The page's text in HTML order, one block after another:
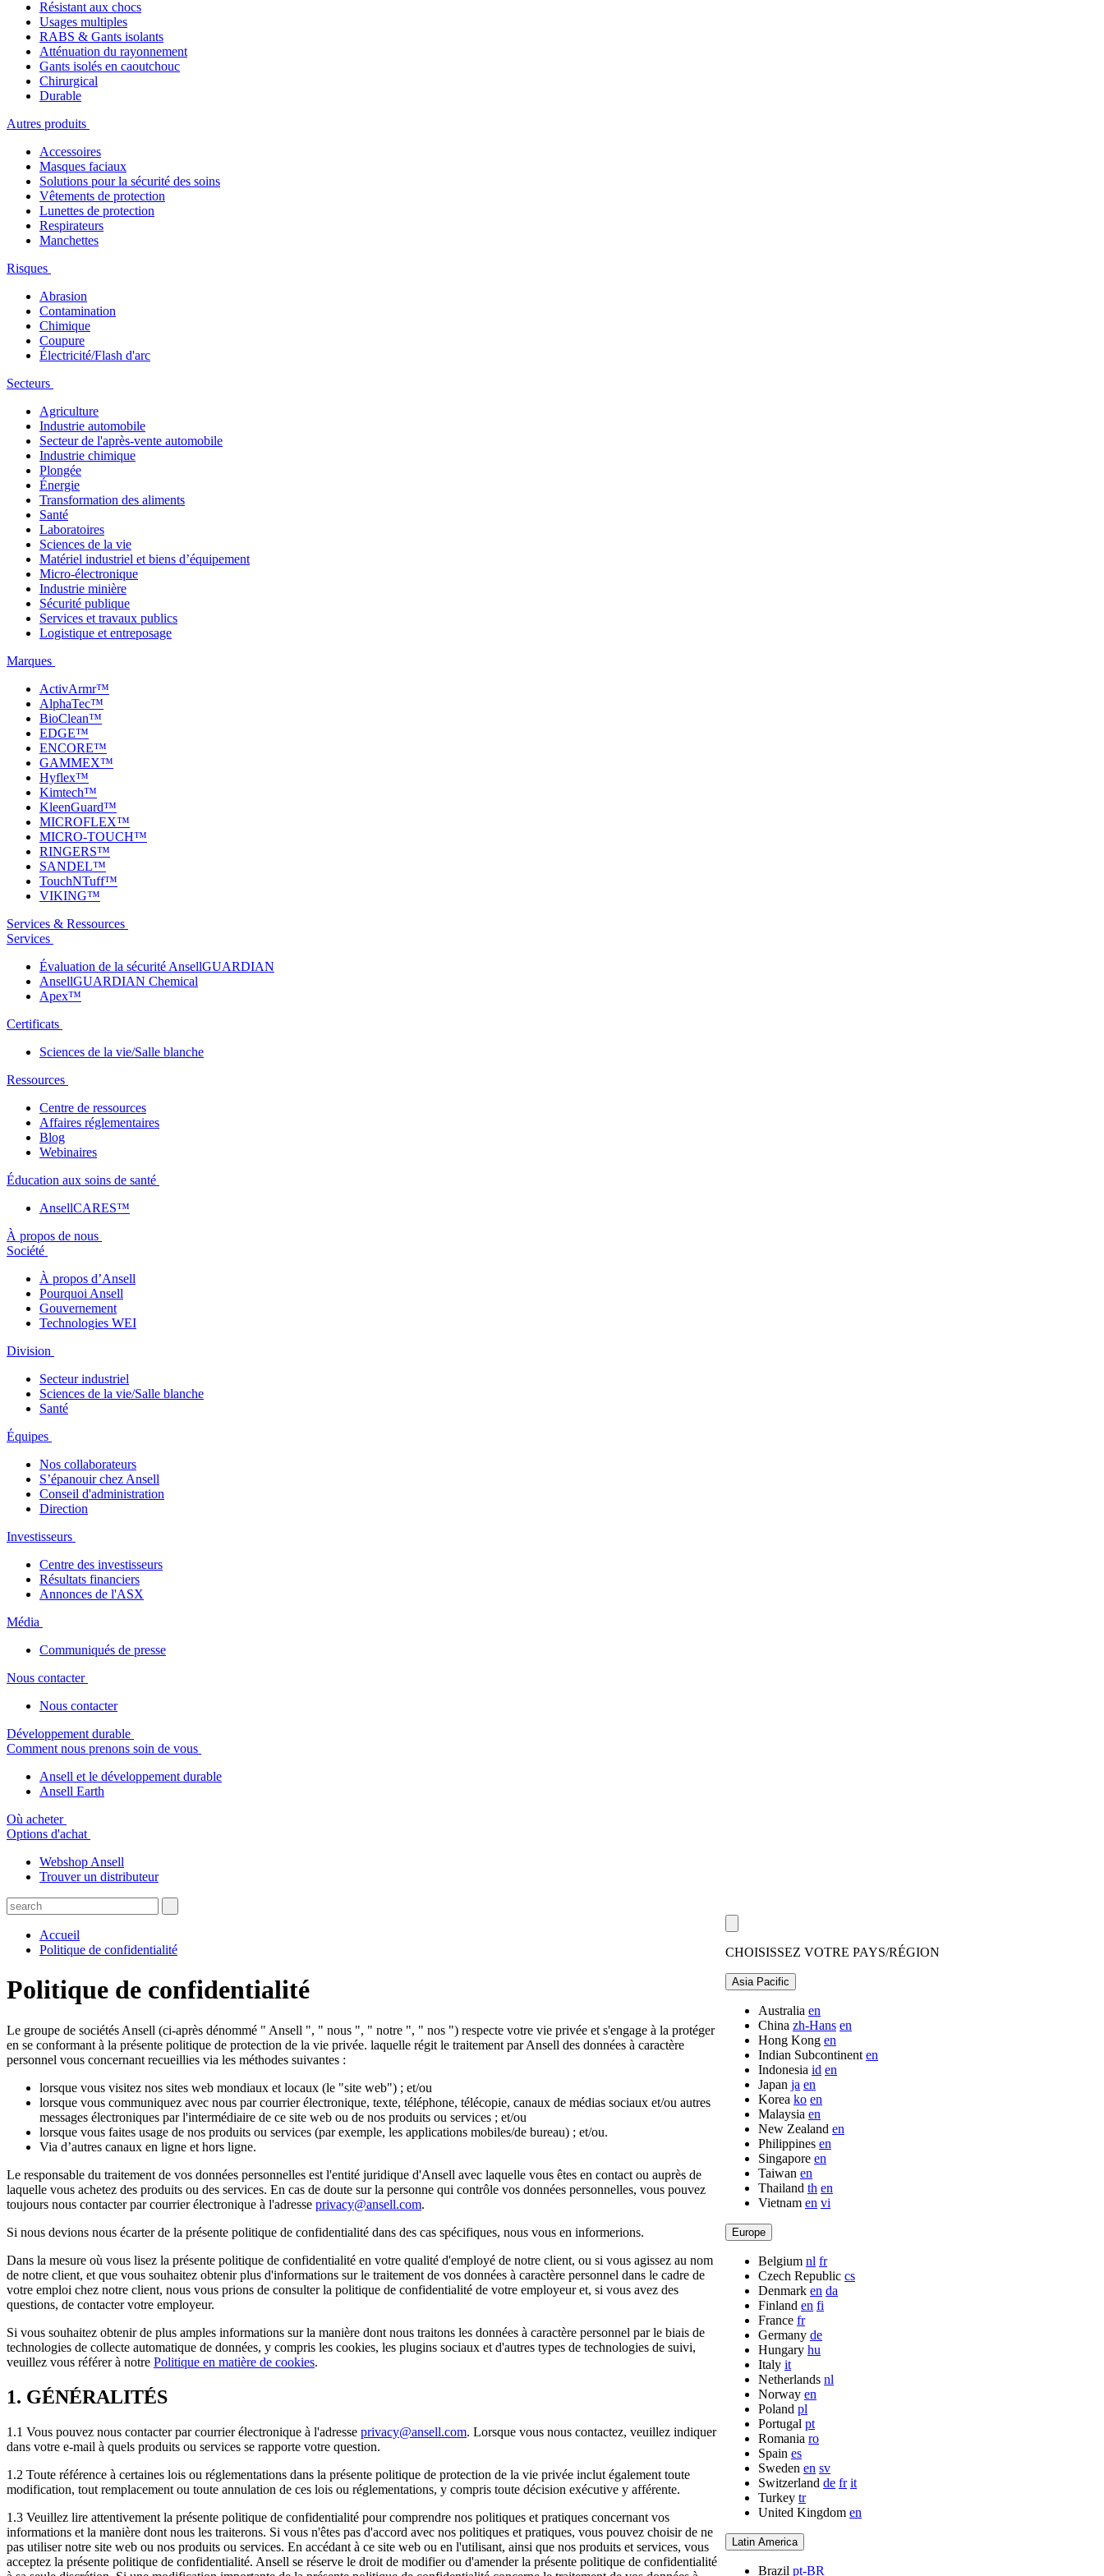
Résistant aux chocs
Usages multiples
RABS & Gants isolants
Atténuation du rayonnement
Gants isolés en caoutchouc
Chirurgical
Durable
Autres produits
Accessoires
Masques faciaux
Solutions pour la sécurité des soins
Vêtements de protection
Lunettes de protection
Respirateurs
Manchettes
Risques
Abrasion
Contamination
Chimique
Coupure
Électricité/Flash d'arc
Secteurs
Agriculture
Industrie automobile
Secteur de l'après-vente automobile
Industrie chimique
Plongée
Énergie
Transformation des aliments
Santé
Laboratoires
Sciences de la vie
Matériel industriel et biens d’équipement
Micro-électronique
Industrie minière
Sécurité publique
Services et travaux publics
Logistique et entreposage
Marques
ActivArmr™
AlphaTec™
BioClean™
EDGE™
ENCORE™
GAMMEX™
Hyflex™
Kimtech™
KleenGuard™
MICROFLEX™
MICRO-TOUCH™
RINGERS™
SANDEL™
TouchNTuff™
VIKING™
Services & Ressources
Services
Évaluation de la sécurité AnsellGUARDIAN
AnsellGUARDIAN Chemical
Apex™
Certificats
Sciences de la vie/Salle blanche
Ressources
Centre de ressources
Affaires réglementaires
Blog
Webinaires
Éducation aux soins de santé
AnsellCARES™
À propos de nous
Société
À propos d’Ansell
Pourquoi Ansell
Gouvernement
Technologies WEI
Division
Secteur industriel
Sciences de la vie/Salle blanche
Santé
Équipes
Nos collaborateurs
S’épanouir chez Ansell
Conseil d'administration
Direction
Investisseurs
Centre des investisseurs
Résultats financiers
Annonces de l'ASX
Мédia
Communiqués de presse
Nous contacter
Nous contacter
Développement durable
Comment nous prenons soin de vous
Ansell et le développement durable
Ansell Earth
Où acheter
Options d'achat
Webshop Ansell
Trouver un distributeur
CHOISISSEZ VOTRE PAYS/RÉGION
Asia Pacific
Australia en
China zh-Hans en
Hong Kong en
Indian Subcontinent en
Indonesia id en
Japan ja en
Korea ko en
Malaysia en
New Zealand en
Philippines en
Singapore en
Taiwan en
Thailand th en
Vietnam en vi
Europe
Belgium nl fr
Czech Republic cs
Denmark en da
Finland en fi
France fr
Germany de
Hungary hu
Italy it
Netherlands nl
Norway en
Poland pl
Portugal pt
Romania ro
Spain es
Sweden en sv
Switzerland de fr it
Turkey tr
United Kingdom en
Latin America
Brazil pt-BR
Accueil
Politique de confidentialité
Politique de confidentialité
Le groupe de sociétés Ansell (ci-après dénommé " Ansell ", " nous ", " notre ", " nos ") respecte votre vie privée et s'engage à la protéger
en se conformant à la présente politique de protection de la vie privée. laquelle régit le traitement par Ansell des données à caractère
personnel vous concernant recueillies via les méthodes suivantes :
lorsque vous visitez nos sites web mondiaux et locaux (le "site web") ; et/ou
lorsque vous communiquez avec nous par courrier électronique, texte, téléphone, télécopie, canaux de médias sociaux et/ou autres
messages électroniques par l'intermédiaire de ce site web ou de nos produits ou services ; et/ou
lorsque vous faites usage de nos produits ou services (par exemple, les applications mobiles/de bureau) ; et/ou.
Via d’autres canaux en ligne et hors ligne.
Le responsable du traitement de vos données personnelles est l'entité juridique d'Ansell avec laquelle vous êtes en contact ou auprès de
laquelle vous achetez des produits ou des services. En cas de doute sur la personne qui contrôle vos données personnelles, vous pouvez
toujours nous contacter par courrier électronique à l'adresse privacy@ansell.com.
Si nous devions nous écarter de la présente politique de confidentialité dans des cas spécifiques, nous vous en informerions.
Dans la mesure où vous lisez la présente politique de confidentialité en votre qualité d'employé de notre client, ou si vous agissez au nom
de notre client, et que vous souhaitez obtenir plus d'informations sur le traitement de vos données à caractère personnel dans le cadre de
votre emploi chez notre client, nous vous prions de consulter la politique de confidentialité de votre employeur et, si vous avez des
questions, de contacter votre employeur.
Si vous souhaitez obtenir de plus amples informations sur la manière dont nous traitons les données à caractère personnel par le biais de
technologies de collecte automatique de données, y compris les cookies, les plugins sociaux et d'autres types de technologies de suivi,
veuillez vous référer à notre Politique en matière de cookies.
1. GÉNÉRALITÉS
1.1 Vous pouvez nous contacter par courrier électronique à l'adresse privacy@ansell.com. Lorsque vous nous contactez, veuillez indiquer
dans votre e-mail à quels produits ou services se rapporte votre question.
1.2 Toute référence à certaines lois ou réglementations dans la présente politique de protection de la vie privée inclut également toute
modification, tout remplacement ou toute annulation de ces lois ou réglementations, y compris toute décision exécutive y afférente.
1.3 Veuillez lire attentivement la présente politique de confidentialité pour comprendre nos politiques et pratiques concernant vos
informations et la manière dont nous les traiterons. Si vous n'êtes pas d'accord avec nos politiques et pratiques, vous pouvez choisir de ne
pas utiliser notre site web ou nos produits ou services. En accédant à ce site web ou en l'utilisant, ainsi que nos produits et services, vous
acceptez la présente politique de confidentialité. Ansell se réserve le droit de modifier ou d'amender la présente politique de confidentialité